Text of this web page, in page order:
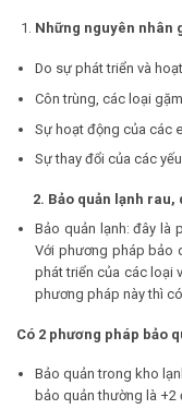
Những nguyên nhân
Do sự phát triển và
Côn trùng, các loại
Sự hoạt động của các
Sự thay đổi của các
2. Bảo quản lạnh rau,
Bảo quản lạnh: đây là
Với phương pháp bảo
phát triển của các loại
phương pháp này thì
Có 2 phương pháp bảo
Bảo quản trong kho
bảo quản thường là +2